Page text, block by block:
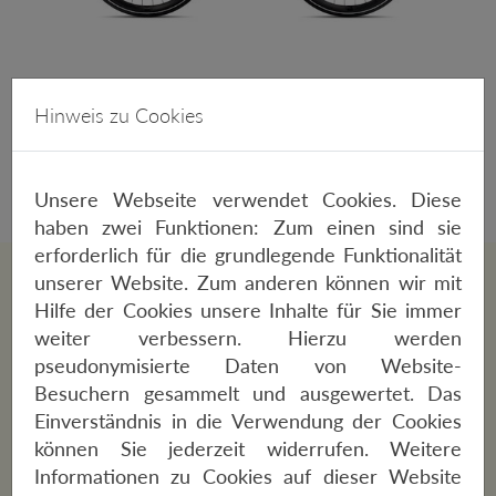
ORBEA VECTOR 15 EQ 2026
1150,-€
SPEZIFIKATIONEN
Rahmen
Alu
Gabel
Alu
Hinweis zu Cookies
Unsere Webseite verwendet Cookies. Diese
haben zwei Funktionen: Zum einen sind sie
erforderlich für die grundlegende Funktionalität
unserer Website. Zum anderen können wir mit
Hilfe der Cookies unsere Inhalte für Sie immer
weiter verbessern. Hierzu werden
pseudonymisierte Daten von Website-
Besuchern gesammelt und ausgewertet. Das
Einverständnis in die Verwendung der Cookies
können Sie jederzeit widerrufen. Weitere
Informationen zu Cookies auf dieser Website